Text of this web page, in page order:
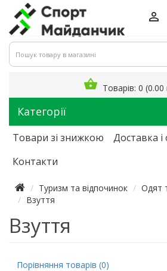
Товарів: 0 (0.00
Категорії
Товари зі знижкою
Доставка і
Контакти
Туризм та відпочинок
Одят
Взуття
Взуття
Порівняння товарів (0)